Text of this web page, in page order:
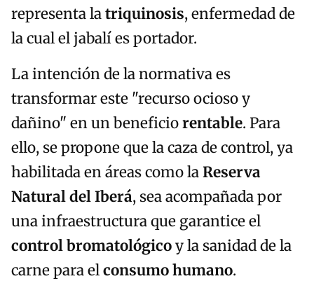
representa latriquinosis, enfermedad de
la cual el jabalí es portador.
La intención de la normativa es
transformar este "recurso ocioso y
dañino" en un beneficiorentable. Para
ello, se propone que la caza de control, ya
habilitada en áreas como laReserva
Natural del Iberá, sea acompañada por
una infraestructura que garantice el
control bromatológicoy la sanidad de la
carne para elconsumo humano.